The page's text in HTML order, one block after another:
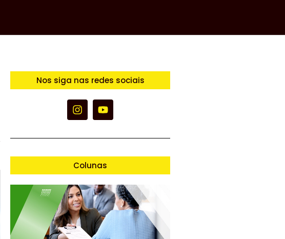
Nos siga nas redes sociais
Colunas